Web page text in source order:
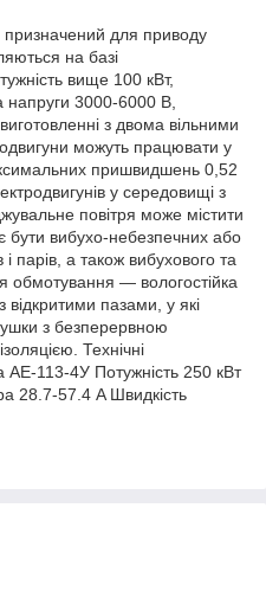
для приводу
на базі
вище 100 кВт,
напруги 3000-6000 В,
з двома вільними
можуть працювати у
пришвидшень 0,52
у середовищі з
повітря може містити
вибухо-небезпечних або
і парів, а також вибухового та
обмотування — вологостійка
відкритими пазами, у які
з безперервною
Технічні
АЕ-113-4У Потужність 250 кВт
28.7-57.4 A Швидкість